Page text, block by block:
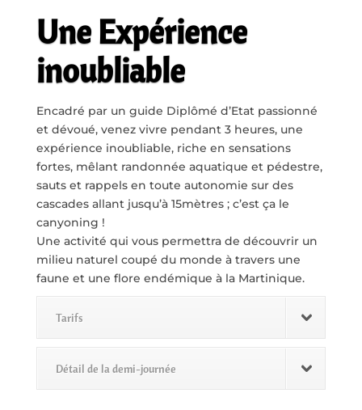
Une Expérience
inoubliable
Encadré par un guide Diplômé d’Etat passionné
et dévoué, venez vivre pendant 3 heures, une
expérience inoubliable, riche en sensations
fortes, mêlant randonnée aquatique et pédestre,
sauts et rappels en toute autonomie sur des
cascades allant jusqu’à 15mètres ; c’est ça le
canyoning !
Une activité qui vous permettra de découvrir un
milieu naturel coupé du monde à travers une
faune et une flore endémique à la Martinique.
Tarifs
Détail de la demi-journée